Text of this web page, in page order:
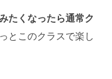
たくなったら通常ク
とこのクラスで楽し